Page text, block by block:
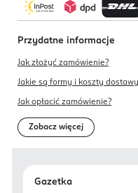
Przydatne informacje
Jak złożyć zamówienie?
Jakie są formy i koszty
Jak opłacić zamówienie?
Zobacz więcej
Gazetka